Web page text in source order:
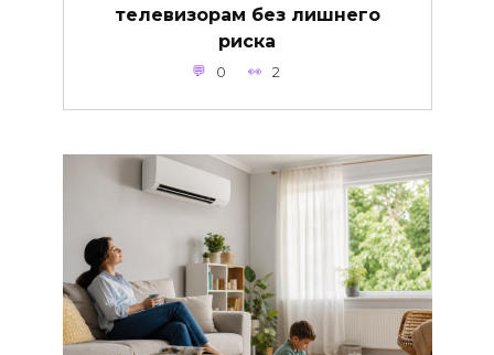
телевизорам без лишнего
риска
0 2